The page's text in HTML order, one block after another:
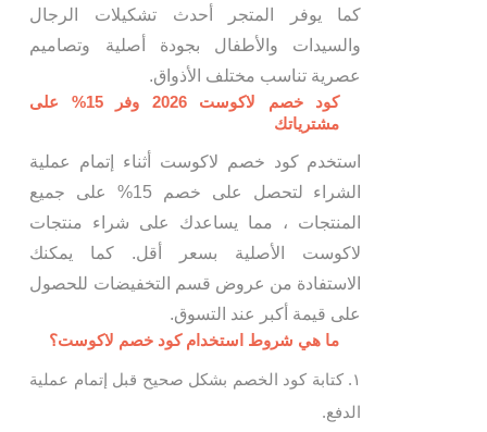
كما يوفر المتجر أحدث تشكيلات الرجال
والسيدات والأطفال بجودة أصلية وتصاميم
عصرية تناسب مختلف الأذواق.
كود خصم لاكوست 2026 وفر 15% على
مشترياتك
استخدم كود خصم لاكوست أثناء إتمام عملية
الشراء لتحصل على خصم 15% على جميع
المنتجات ، مما يساعدك على شراء منتجات
لاكوست الأصلية بسعر أقل. كما يمكنك
الاستفادة من عروض قسم التخفيضات للحصول
على قيمة أكبر عند التسوق.
ما هي شروط استخدام كود خصم لاكوست؟
كتابة كود الخصم بشكل صحيح قبل إتمام عملية
الدفع.